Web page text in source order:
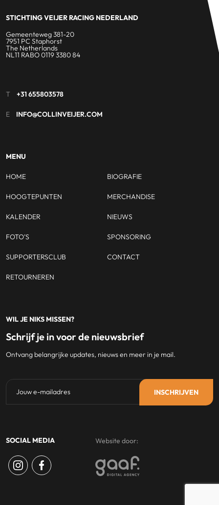
STICHTING VEIJER RACING NEDERLAND
Gemeenteweg 381-20
7951 PC Staphorst
The Netherlands
NL11 RABO 0119 3380 84
T +31 655803578
E INFO@COLLINVEIJER.COM
MENU
HOME BIOGRAFIE
HOOGTEPUNTEN MERCHANDISE
KALENDER NIEUWS
FOTO’S SPONSORING
SUPPORTERSCLUB CONTACT
RETOURNEREN
WIL JE NIKS MISSEN?
Schrijf je in voor de nieuwsbrief
Ontvang belangrijke updates, nieuws en meer in je mail.
SOCIAL MEDIA Website door: